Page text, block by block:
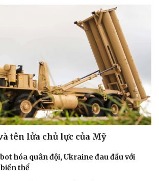
tên lửa chủ lực của Mỹ
hóa quân đội, Ukraine đau đầu với
thể